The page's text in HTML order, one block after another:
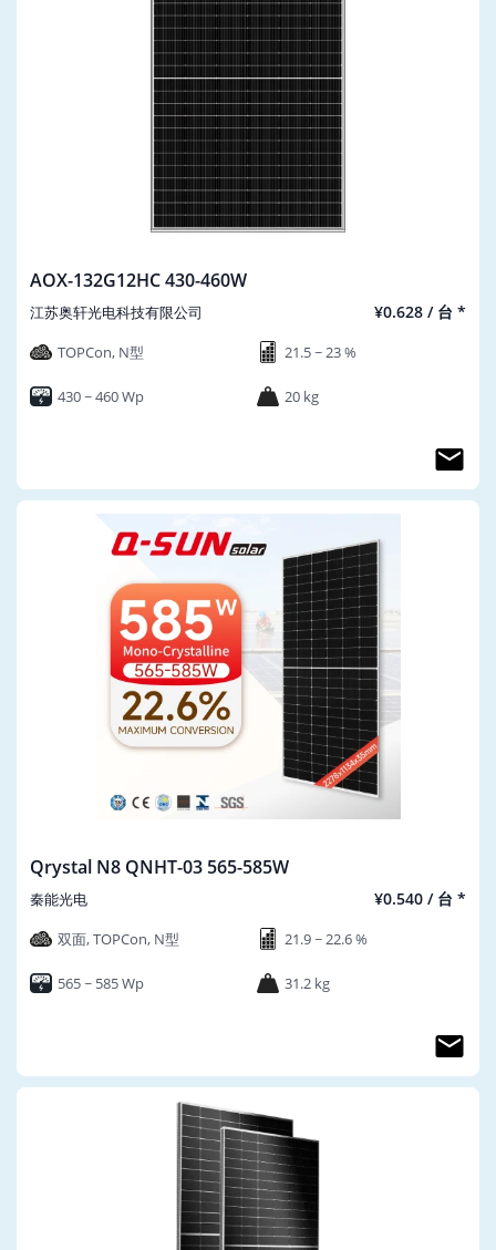
AOX-132G12HC 430-460W
江苏奥轩光电科技有限公司 ¥0.628 / 台 *
TOPCon, N型 21.5 ~ 23 %
430 ~ 460 Wp 20 kg
Qrystal N8 QNHT-03 565-585W
秦能光电 ¥0.540 / 台 *
双面, TOPCon, N型 21.9 ~ 22.6 %
565 ~ 585 Wp 31.2 kg